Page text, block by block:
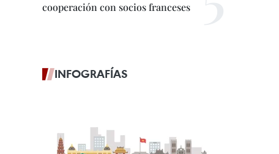
cooperación con socios franceses
INFOGRAFÍAS